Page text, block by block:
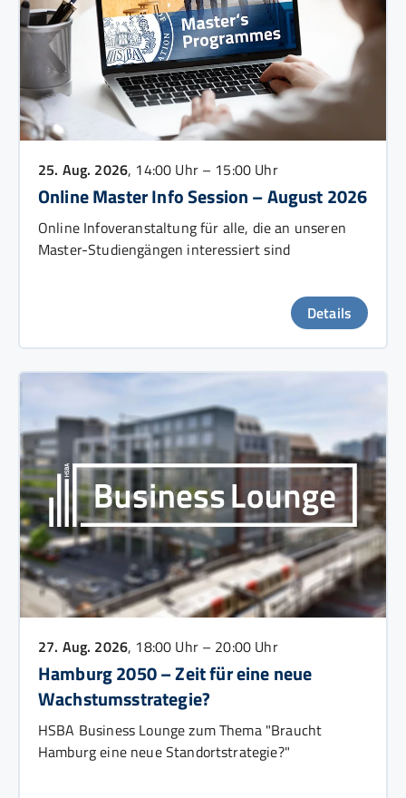
25. Aug. 2026, 14:00 Uhr – 15:00 Uhr
Online Master Info Session – August 2026
Online Infoveranstaltung für alle, die an unseren
Master-Studiengängen interessiert sind
Details
27. Aug. 2026, 18:00 Uhr – 20:00 Uhr
Hamburg 2050 – Zeit für eine neue
Wachstumsstrategie?
HSBA Business Lounge zum Thema "Braucht
Hamburg eine neue Standortstrategie?"